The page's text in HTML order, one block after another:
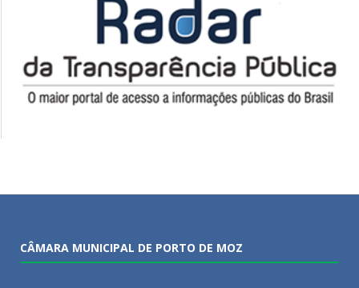
CÂMARA MUNICIPAL DE PORTO DE MOZ